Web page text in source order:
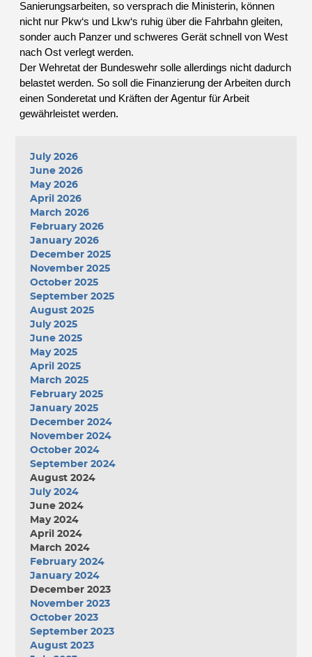
Sanierungsarbeiten, so versprach die Ministerin, können
nicht nur Pkw‘s und Lkw‘s ruhig über die Fahrbahn gleiten,
sonder auch Panzer und schweres Gerät schnell von West
nach Ost verlegt werden.
Der Wehretat der Bundeswehr solle allerdings nicht dadurch
belastet werden. So soll die Finanzierung der Arbeiten durch
einen Sonderetat und Kräften der Agentur für Arbeit
gewährleistet werden.
July 2026
June 2026
May 2026
April 2026
March 2026
February 2026
January 2026
December 2025
November 2025
October 2025
September 2025
August 2025
July 2025
June 2025
May 2025
April 2025
March 2025
February 2025
January 2025
December 2024
November 2024
October 2024
September 2024
August 2024
July 2024
June 2024
May 2024
April 2024
March 2024
February 2024
January 2024
December 2023
November 2023
October 2023
September 2023
August 2023